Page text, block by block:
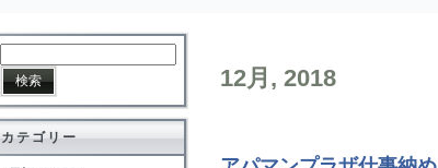
カテゴリー
12月, 2018